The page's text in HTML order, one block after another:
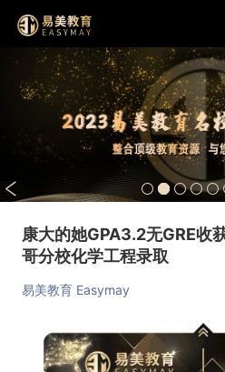
康大的她GPA3.2无GRE收
哥分校化学工程录取
易美教育 Easymay